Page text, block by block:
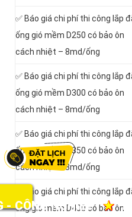
✅ Báo giá chi phí thi công lắp
ống gió mềm D250 có bảo ôn
cách nhiệt – 8md/ống
✅ Báo giá chi phí thi công lắp
ống gió mềm D300 có bảo ôn
cách nhiệt – 8md/ống
✅ Báo giá chi phí thi công lắp
ống gió mềm D350 có bảo ôn
cách nhiệt – 8md/ống
✅ Báo giá chi phí thi công lắp
ống gió mềm D400 có bảo ôn
NHẬN LÀM TỪ NHỮNG